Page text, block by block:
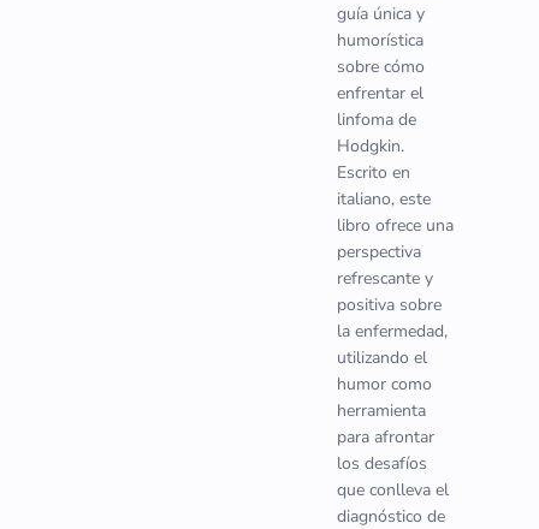
guía única y
humorística
sobre cómo
enfrentar el
linfoma de
Hodgkin.
Escrito en
italiano, este
libro ofrece una
perspectiva
refrescante y
positiva sobre
la enfermedad,
utilizando el
humor como
herramienta
para afrontar
los desafíos
que conlleva el
diagnóstico de